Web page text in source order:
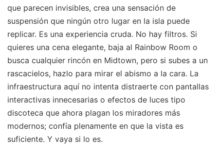
que parecen invisibles, crea una sensación de
suspensión que ningún otro lugar en la isla puede
replicar. Es una experiencia cruda. No hay filtros. Si
quieres una cena elegante, baja al Rainbow Room o
busca cualquier rincón en Midtown, pero si subes a un
rascacielos, hazlo para mirar el abismo a la cara. La
infraestructura aquí no intenta distraerte con pantallas
interactivas innecesarias o efectos de luces tipo
discoteca que ahora plagan los miradores más
modernos; confía plenamente en que la vista es
suficiente. Y vaya si lo es.